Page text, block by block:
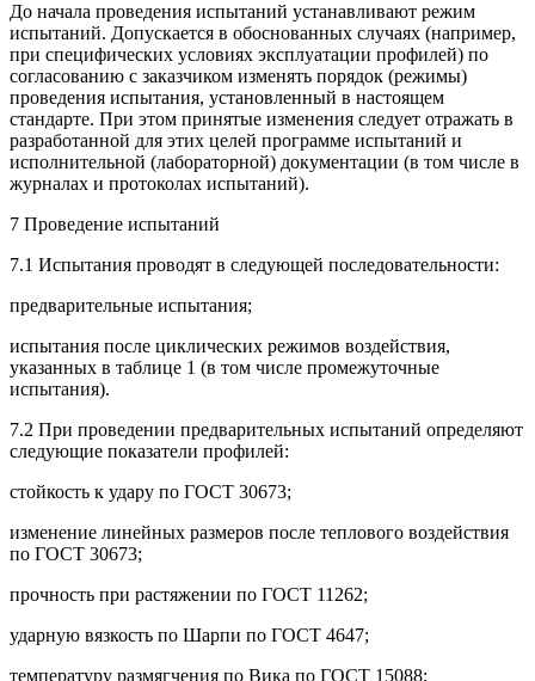
До начала проведения испытаний устанавливают режим
испытаний. Допускается в обоснованных случаях (например,
при специфических условиях эксплуатации профилей) по
согласованию с заказчиком изменять порядок (режимы)
проведения испытания, установленный в настоящем
стандарте. При этом принятые изменения следует отражать в
разработанной для этих целей программе испытаний и
исполнительной (лабораторной) документации (в том числе в
журналах и протоколах испытаний).
7 Проведение испытаний
7.1 Испытания проводят в следующей последовательности:
предварительные испытания;
испытания после циклических режимов воздействия,
указанных в таблице 1 (в том числе промежуточные
испытания).
7.2 При проведении предварительных испытаний определяют
следующие показатели профилей:
стойкость к удару по ГОСТ 30673;
изменение линейных размеров после теплового воздействия
по ГОСТ 30673;
прочность при растяжении по ГОСТ 11262;
ударную вязкость по Шарпи по ГОСТ 4647;
температуру размягчения по Вика по ГОСТ 15088;